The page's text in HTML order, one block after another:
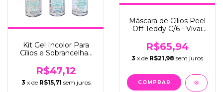
Kit Gel Incolor Para
Cílios e Sobrancelhas
(FB465)
R$47,12
3 x de R$15,71 sem juros
Máscara de Cílios Peel
Off Teddy C/6 - Vivai
R$65,94
3 x de R$21,98 sem juros